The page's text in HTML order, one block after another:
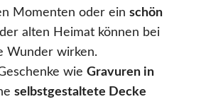
Momenten oder ein schön
der alten Heimat können bei
Wunder wirken.
wie Gravuren in
selbstgestaltete Decke